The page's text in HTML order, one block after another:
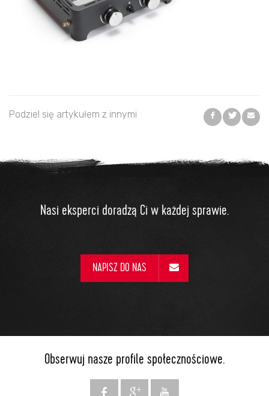
Podziel się artykułem z innymi
Nasi eksperci doradzą Ci w każdej sprawie.
NAPISZ DO NAS
Obserwuj nasze profile społecznościowe.